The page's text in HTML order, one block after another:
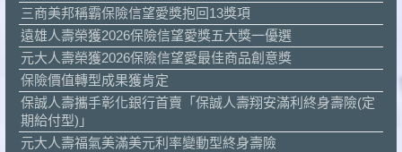
三商美邦稱霸保險信望愛獎抱回13獎項
遠雄人壽榮獲2026保險信望愛獎五大獎一優選
元大人壽榮獲2026保險信望愛最佳商品創意獎
保險價值轉型成果獲肯定
保誠人壽攜手彰化銀行首賣「保誠人壽翔安滿利終身壽險(定
期給付型)」
元大人壽福氣美滿美元利率變動型終身壽險